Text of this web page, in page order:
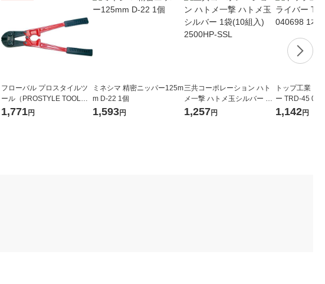
フローバル プロスタイルツ
ール（PROSTYLE TOOL）
ボルトクリッパー 300 GK-1
1,771円
ミネシマ 精密ニッパー125m
m D-22 1個
1,593円
三共コーポレーション ハト
メ一撃 ハトメ玉シルバー 1
袋(10組入) 2500HP-SSL
1,257円
トップ工業 コ
ー TRD-45
1,142円